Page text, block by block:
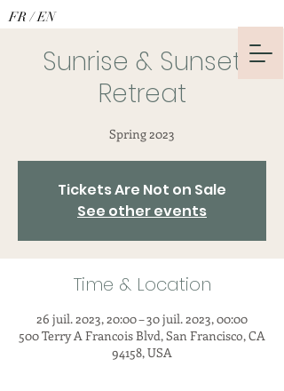
FR/EN
Sunrise & Sunset
Retreat
Spring 2023
Tickets Are Not on Sale
See other events
Time & Location
26 juil. 2023, 20:00 – 30 juil. 2023, 00:00
500 Terry A Francois Blvd, San Francisco, CA
94158, USA